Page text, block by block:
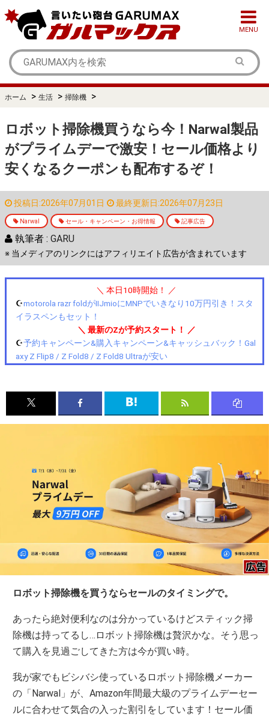
MENU
ホーム > 生活 > 掃除機 >
ロボット掃除機買うなら今！Narwal製品
がプライムデーで激安！セール価格より
安くなるクーポンも配布するぞ！
投稿日:2026年07月01日 最終更新日:2026年07月23日
Narwal セール・キャンペーン・お得情報 記事広告
執筆者 : GARU
※ 当メディアのリンクにはアフィリエイト広告が含まれています
＼ 本日10時開始！ ／
☪️motorola razr foldがIIJmioにMNPでいきなり10万円引き！スタ
イラスペンもセット！
＼ 最新のZが予約スタート！ ／
☪️予約キャンペーン&購入キャンペーン&キャッシュバック！Gal
axy Z Flip8 / Z Fold8 / Z Fold8 Ultraが安い
ロボット掃除機を買うならセールのタイミングで。
あったら絶対便利なのは分かっているけどスティック掃
除機は持ってるし…ロボット掃除機は贅沢かな。そう思っ
て購入を見過ごしてきた方は今が買い時。
我が家でもビシバシ使っているロボット掃除機メーカー
の「Narwal」が、Amazon年間最大級のプライムデーセー
ルに合わせて気合の入った割引をしています！セール価